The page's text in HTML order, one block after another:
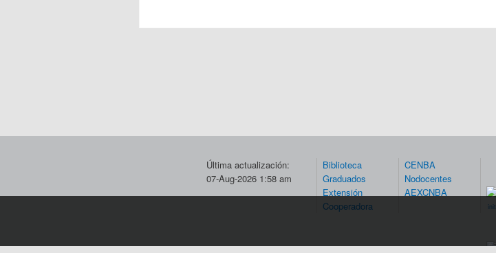
Última actualización:
07-Aug-2026 1:58 am
Biblioteca
Graduados
Extensión
Cooperadora
CENBA
Nodocentes
AEXCNBA